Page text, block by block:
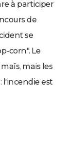
à participer
de
se
corn". Le
mais les
l'incendie est